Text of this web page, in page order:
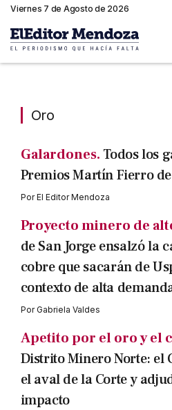
Viernes 7 de Agosto de 2026
Oro
Galardones. Todos los
Premios Martín Fierro
PorEl Editor Mendoza
Proyecto minero de
de San Jorge ensalzó la
cobre que sacarán de
contexto de alta
PorGabriela Valdes
Apetito por el oro y el
Distrito Minero Norte: el
el aval de la Corte y
impacto